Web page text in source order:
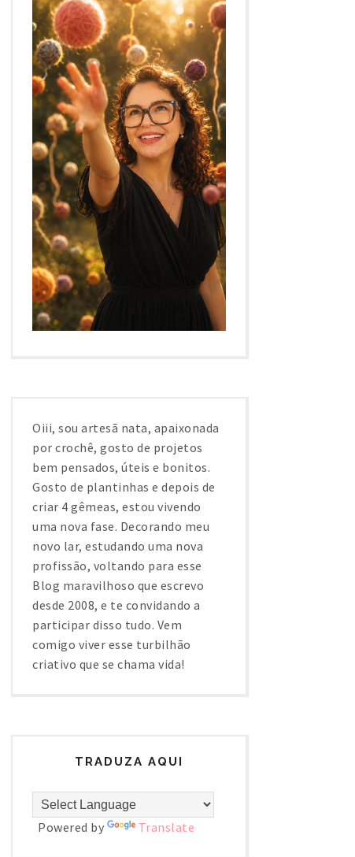
Oiii, sou artesã nata, apaixonada
por crochê, gosto de projetos
bem pensados, úteis e bonitos.
Gosto de plantinhas e depois de
criar 4 gêmeas, estou vivendo
uma nova fase. Decorando meu
novo lar, estudando uma nova
profissão, voltando para esse
Blog maravilhoso que escrevo
desde 2008, e te convidando a
participar disso tudo. Vem
comigo viver esse turbilhão
criativo que se chama vida!
TRADUZA AQUI
Powered by Translate